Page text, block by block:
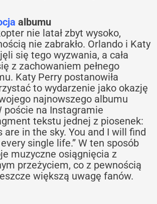
albumu
nie latał zbyt wysoko,
nie zabrakło. Orlando i Katy
się tego wyzwania, a cała
z zachowaniem pełnego
Katy Perry postanowiła
to wydarzenie jako okazję
najnowszego albumu
poście na Instagramie
tekstu jednej z piosenek:
are in the sky. You and I will find
single life.” W ten sposób
muzyczne osiągnięcia z
przeżyciem, co z pewnością
większą uwagę fanów.